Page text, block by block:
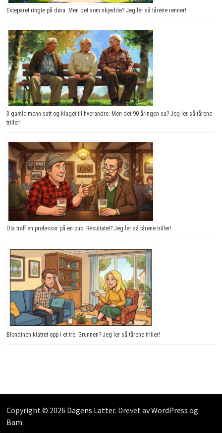
Ekteparet ringte på døra. Men det som skjedde? Jeg ler så tårene renner!
3 gamle menn satt og klaget til hverandre. Men det 90-åringen sa? Jeg ler så tårene
triller!
Ola traff en professor på en pub. Resultatet? Jeg ler så tårene triller!
Blondinen klatret opp i et tre. Grunnen? Jeg ler så tårene triller!
Copyright © 2026 Dagens Latter. Drevet avWordPress og
Bam.